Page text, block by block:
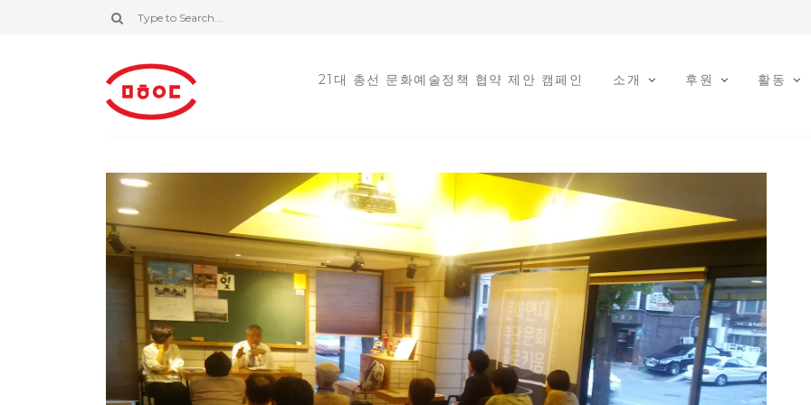
21대 총선 문화예술정책 협약 제안 캠페인 소개 후원 활동